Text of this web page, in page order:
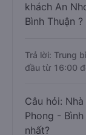
khách An
Bình Thuận ?
Trả lời: Trung
đầu từ 16:00
Câu hỏi:
Phong -
nhất?